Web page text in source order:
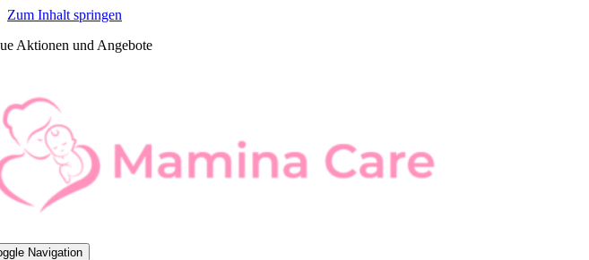
Zum Inhalt springen
Aktionen und Angebote
Navigation